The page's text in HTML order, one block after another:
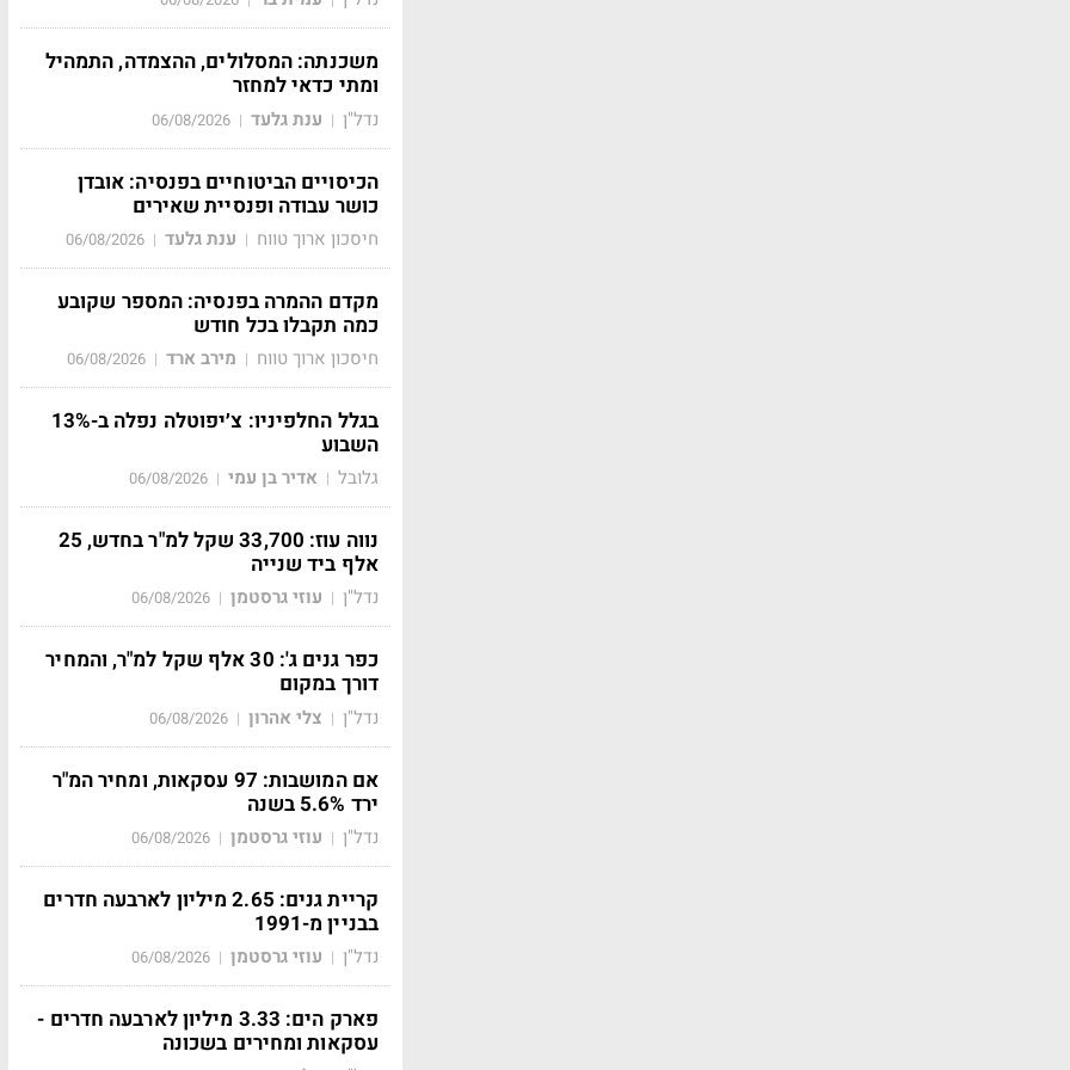
משכנתה: המסלולים, ההצמדה, התמהיל
ומתי כדאי למחזר
נדל"ן | ענת גלעד |
06/08/2026
הכיסויים הביטוחיים בפנסיה: אובדן
כושר עבודה ופנסיית שאירים
חיסכון ארוך טווח | ענת גלעד |
06/08/2026
מקדם ההמרה בפנסיה: המספר שקובע
כמה תקבלו בכל חודש
חיסכון ארוך טווח | מירב ארד |
06/08/2026
בגלל החלפיניו: צ׳יפוטלה נפלה ב-13%
השבוע
גלובל | אדיר בן עמי |
06/08/2026
נווה עוז: 33,700 שקל למ"ר בחדש, 25
אלף ביד שנייה
נדל"ן | עוזי גרסטמן |
06/08/2026
כפר גנים ג': 30 אלף שקל למ"ר, והמחיר
דורך במקום
נדל"ן | צלי אהרון |
06/08/2026
אם המושבות: 97 עסקאות, ומחיר המ"ר
ירד 5.6% בשנה
נדל"ן | עוזי גרסטמן |
06/08/2026
קריית גנים: 2.65 מיליון לארבעה חדרים
בבניין מ-1991
נדל"ן | עוזי גרסטמן |
06/08/2026
פארק הים: 3.33 מיליון לארבעה חדרים -
עסקאות ומחירים בשכונה